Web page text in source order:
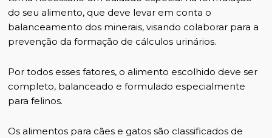
do seu alimento, que deve levar em conta o
balanceamento dos minerais, visando colaborar para a
prevenção da formação de cálculos urinários.
Por todos esses fatores, o alimento escolhido deve ser
completo, balanceado e formulado especialmente
para felinos.
Os alimentos para cães e gatos são classificados de